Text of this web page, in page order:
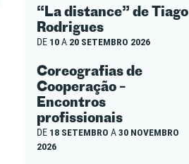
“La distance” de Tiago
Rodrigues
DE 10A 20 SETEMBRO 2026
Coreografias de
Cooperação –
Encontros
profissionais
DE 18 SETEMBRO A30 NOVEMBRO
2026